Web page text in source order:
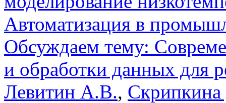
Автоматизация в
Обсуждаем тему:
и обработки данных для
Левитин А.В.,